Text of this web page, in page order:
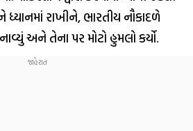
ધ્યાનમાં રાખીને, ભારતીય નૌકાદળે
અને તેના પર મોટો હુમલો કર્યો.